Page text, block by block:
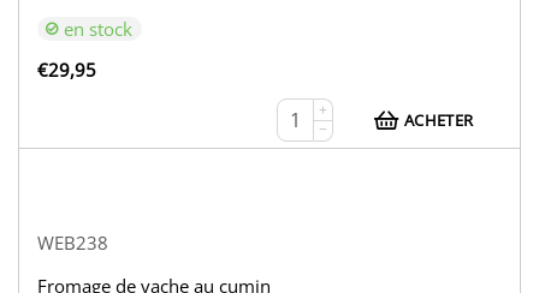
en stock
€29,95
+
−
ACHETER
WEB238
Fromage de vache au cumin